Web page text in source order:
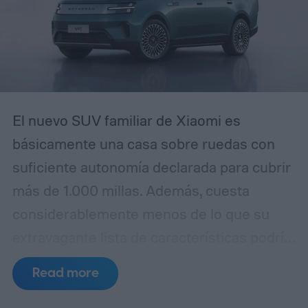
inmediato, reconocerás el patrón. La
diferencia es que esta campaña se ha
pulido lo suficiente como para que incluso
confundirla con la realidad.
El nuevo SUV familiar de Xiaomi es
básicamente una casa sobre ruedas con
suficiente autonomía declarada para cubrir
más de 1.000 millas. Además, cuesta
sugerir. La empresa ha lanzado
oficialmente el SkyNomad N90 Max en
Read more